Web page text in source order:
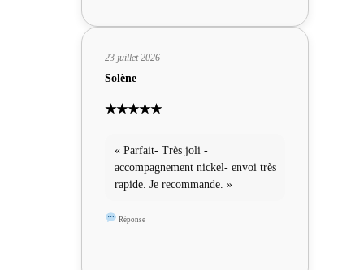
23 juillet 2026
Solène
★★★★★
« Parfait- Très joli -
accompagnement nickel- envoi très
rapide. Je recommande. »
Réponse